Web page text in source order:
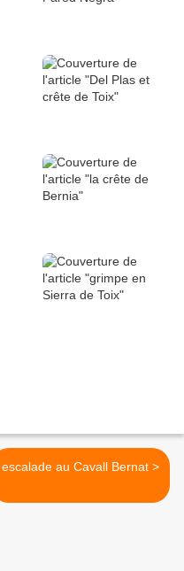
escalade au Cavall Bernat >